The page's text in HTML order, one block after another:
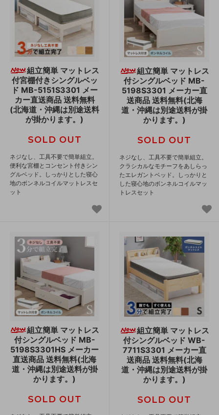
組立簡単 マットレス
付宮棚付きシングルベッ
ド MB-5151S3301 メー
カー直送商品 送料無料
(北海道・沖縄は別途送料
が掛かります。)
SOLD OUT
ネジなし、工具不要で簡単組立。
便利な宮棚とコンセント付きシン
グルベッド。しっかりとした寝心
地のボンネルコイルマットレスセ
ット
組立簡単 マットレス
付シングルベッド MB-
5198S3301 メーカー直
送商品 送料無料(北海
道・沖縄は別途送料が掛
かります。)
SOLD OUT
ネジなし、工具不要で簡単組立。
クラシカルなモチーフをあしらっ
たエレガントベッド。しっかりと
した寝心地のボンネルコイルマッ
トレスセット
組立簡単 マットレス
付シングルベッド MB-
5198S3301HS メーカー
直送商品 送料無料(北海
道・沖縄は別途送料が掛
かります。)
SOLD OUT
組立簡単 マットレス
付シングルベッド WB-
7711S3301 メーカー直
送商品 送料無料(北海
道・沖縄は別途送料が掛
かります。)
SOLD OUT